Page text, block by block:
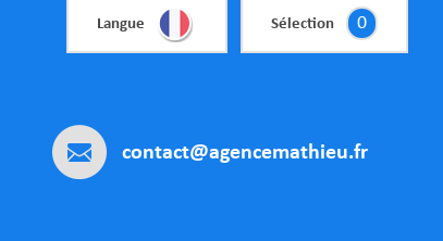
Langue Sélection 0
contact@agencemathieu.fr